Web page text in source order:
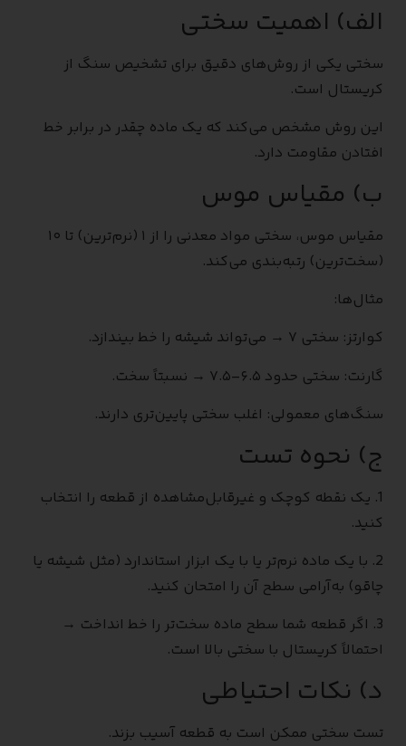
الف) اهمیت سختی
سختی یکی از روش‌های دقیق برای تشخیص سنگ از
کریستال است.
این روش مشخص می‌کند که یک ماده چقدر در برابر خط
افتادن مقاومت دارد.
ب) مقیاس موس
مقیاس موس، سختی مواد معدنی را از ۱ (نرم‌ترین) تا ۱۰
(سخت‌ترین) رتبه‌بندی می‌کند.
مثال‌ها:
کوارتز: سختی ۷ → می‌تواند شیشه را خط بیندازد.
گارنت: سختی حدود ۶.۵–۷.۵ → نسبتاً سخت.
سنگ‌های معمولی: اغلب سختی پایین‌تری دارند.
ج) نحوه تست
1. یک نقطه کوچک و غیرقابل‌مشاهده از قطعه را انتخاب
کنید.
2. با یک ماده نرم‌تر یا با یک ابزار استاندارد (مثل شیشه یا
چاقو) به‌آرامی سطح آن را امتحان کنید.
3. اگر قطعه شما سطح ماده سخت‌تر را خط انداخت →
احتمالاً کریستال با سختی بالا است.
د) نکات احتیاطی
تست سختی ممکن است به قطعه آسیب بزند.